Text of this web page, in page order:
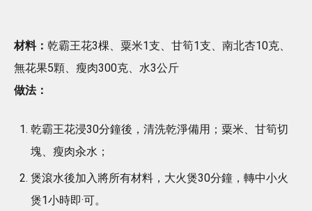
材料： 乾霸王花3棵、粟米1支、甘筍1支、南北杏10克、
無花果5顆、瘦肉300克、水3公斤
做法：
乾霸王花浸30分鐘後，清洗乾淨備用；粟米、甘筍切
塊、瘦肉汆水；
煲滾水後加入將所有材料，大火煲30分鐘，轉中小火
煲1小時即·可。